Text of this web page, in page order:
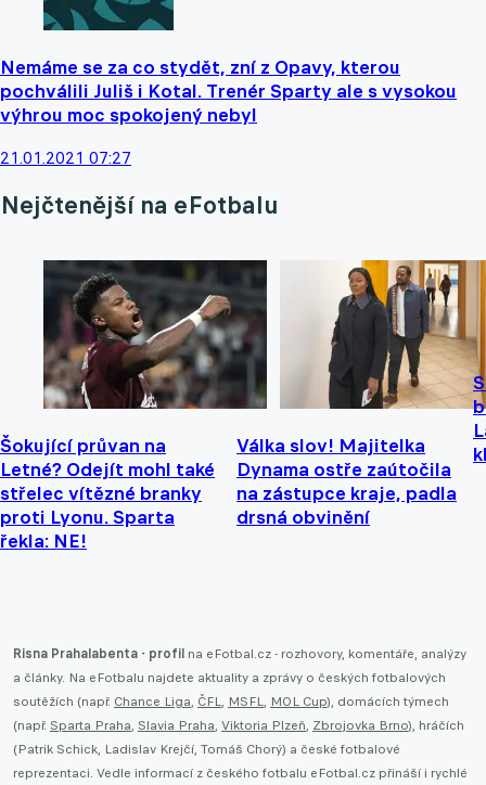
Nemáme se za co stydět, zní z Opavy, kterou
pochválili Juliš i Kotal. Trenér Sparty ale s vysokou
výhrou moc spokojený nebyl
21.01.2021 07:27
Nejčtenější na eFotbalu
Šokující průvan na
Letné? Odejít mohl také
střelec vítězné branky
proti Lyonu. Sparta
řekla: NE!
Válka slov! Majitelka
Dynama ostře zaútočila
na zástupce kraje, padla
drsná obvinění
Risna Prahalabenta - profil na eFotbal.cz - rozhovory, komentáře, analýzy
a články. Na eFotbalu najdete aktuality a zprávy o českých fotbalových
soutěžích (např. Chance Liga, ČFL, MSFL, MOL Cup), domácích týmech
(např. Sparta Praha, Slavia Praha, Viktoria Plzeň, Zbrojovka Brno), hráčích
(Patrik Schick, Ladislav Krejčí, Tomáš Chorý) a české fotbalové
reprezentaci. Vedle informací z českého fotbalu eFotbal.cz přináší i rychlé